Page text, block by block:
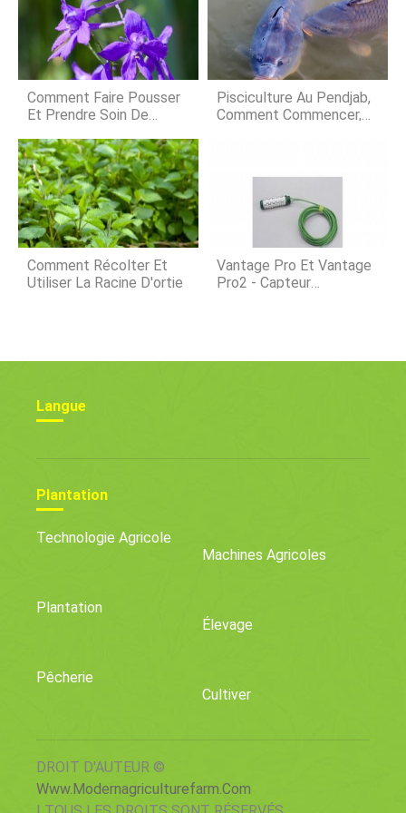
zone urbaine où les terres pour
cultiver
précieuse dans la lutte contre
laugmentation des niveaux de
pollution de lair intérieure . Il y a peu
de plantes, qui peut être utilisé à
lintérieur à la maison ou au travail
pour libérer lair des toxines et
assurer un m
Comment Faire Pousser
Et Prendre Soin De
Pisciculture Au Pendjab,
Comment Commencer,
Comment Récolter Et
Utiliser La Racine D'ortie
Vantage Pro Et Vantage
Pro2 - Capteur
Langue
Plantation
Technologie Agricole
Machines Agricoles
Plantation
Élevage
Pêcherie
Cultiver
DROIT D'AUTEUR ©
Www.modernagriculturefarm.com